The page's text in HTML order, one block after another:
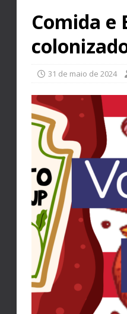
Comida e
31 de maio de 2024